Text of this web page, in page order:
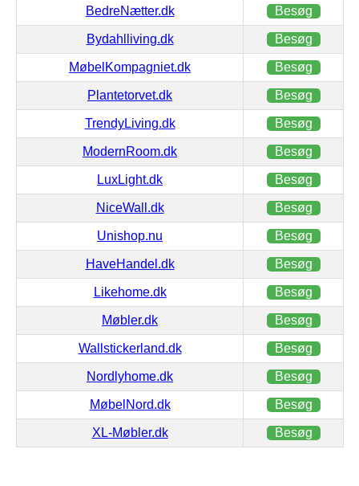
BedreNætter.dk Besøg
Bydahlliving.dk Besøg
MøbelKompagniet.dk Besøg
Plantetorvet.dk Besøg
TrendyLiving.dk Besøg
ModernRoom.dk Besøg
LuxLight.dk Besøg
NiceWall.dk Besøg
Unishop.nu Besøg
HaveHandel.dk Besøg
Likehome.dk Besøg
Møbler.dk Besøg
Wallstickerland.dk Besøg
Nordlyhome.dk Besøg
MøbelNord.dk Besøg
XL-Møbler.dk Besøg